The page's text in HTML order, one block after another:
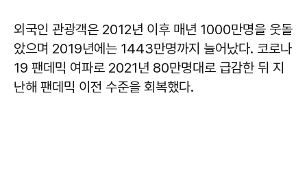
외국인 관광객은 2012년 이후 매년 1000만명을 웃돌
았으며 2019년에는 1443만명까지 늘어났다. 코로나
19 팬데믹 여파로 2021년 80만명대로 급감한 뒤 지
난해 팬데믹 이전 수준을 회복했다.